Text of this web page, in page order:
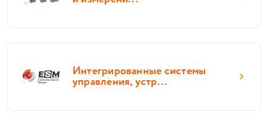
Интегрированные системы
управления, устр...